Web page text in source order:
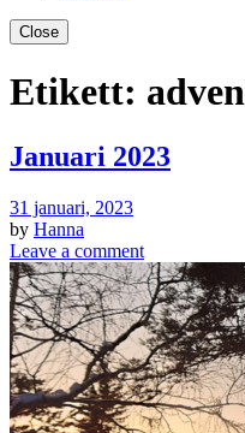
Close
Etikett:
Januari 2023
31 januari, 2023
by Hanna
Leave a comment